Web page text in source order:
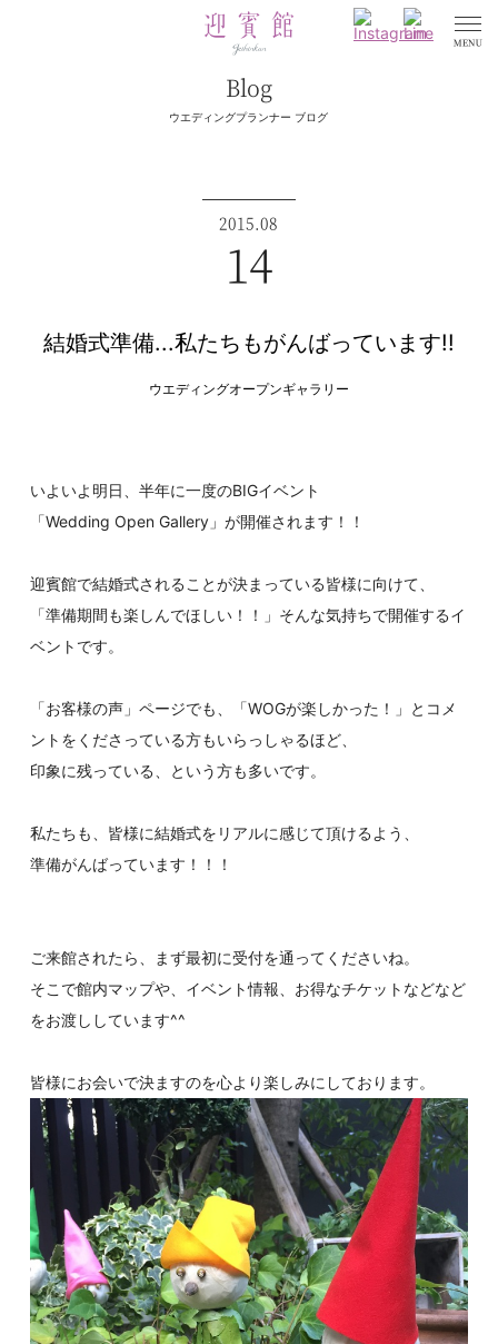
Blog
ウエディングプランナー ブログ
2015.08
14
結婚式準備...私たちもがんばっています!!
ウエディングオープンギャラリー
いよいよ明日、半年に一度のBIGイベント
「Wedding Open Gallery」が開催されます！！
迎賓館で結婚式されることが決まっている皆様に向けて、
「準備期間も楽しんでほしい！！」そんな気持ちで開催するイ
ベントです。
「お客様の声」ページでも、「WOGが楽しかった！」とコメ
ントをくださっている方もいらっしゃるほど、
印象に残っている、という方も多いです。
私たちも、皆様に結婚式をリアルに感じて頂けるよう、
準備がんばっています！！！
ご来館されたら、まず最初に受付を通ってくださいね。
そこで館内マップや、イベント情報、お得なチケットなどなど
をお渡ししています^^
皆様にお会いで決ますのを心より楽しみにしております。